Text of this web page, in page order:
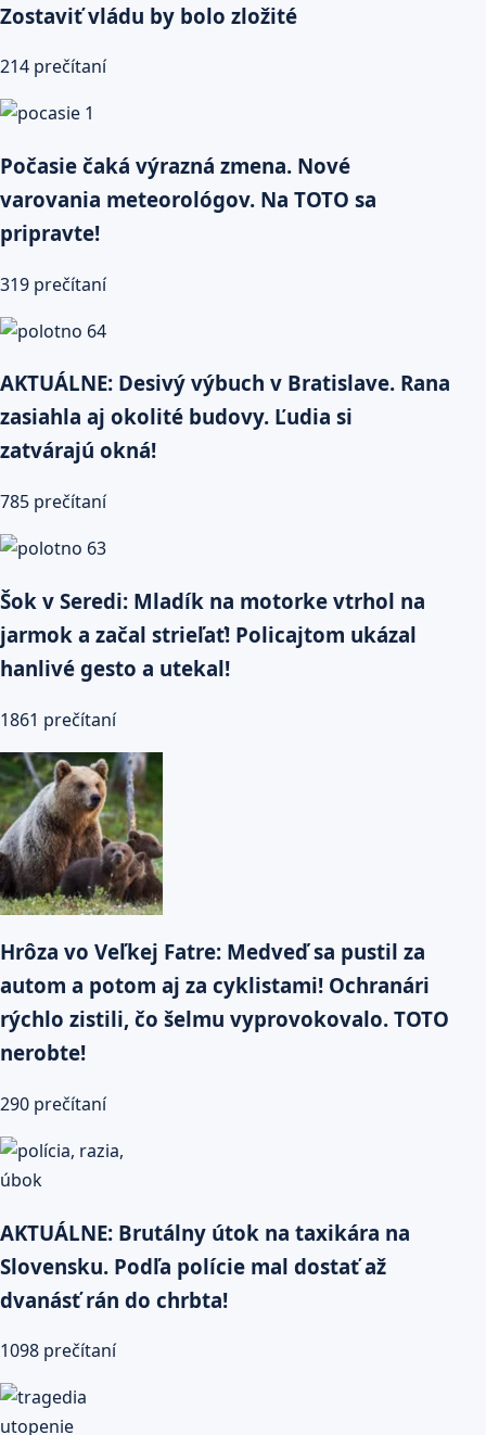
Zostaviť vládu by bolo zložité
214 prečítaní
Počasie čaká výrazná zmena. Nové
varovania meteorológov. Na TOTO sa
pripravte!
319 prečítaní
AKTUÁLNE: Desivý výbuch v Bratislave. Rana
zasiahla aj okolité budovy. Ľudia si
zatvárajú okná!
785 prečítaní
Šok v Seredi: Mladík na motorke vtrhol na
jarmok a začal strieľať! Policajtom ukázal
hanlivé gesto a utekal!
1861 prečítaní
Hrôza vo Veľkej Fatre: Medveď sa pustil za
autom a potom aj za cyklistami! Ochranári
rýchlo zistili, čo šelmu vyprovokovalo. TOTO
nerobte!
290 prečítaní
AKTUÁLNE: Brutálny útok na taxikára na
Slovensku. Podľa polície mal dostať až
dvanásť rán do chrbta!
1098 prečítaní